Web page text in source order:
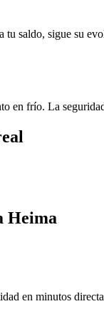
tu saldo, sigue su
en frío. La
Heima
en minutos